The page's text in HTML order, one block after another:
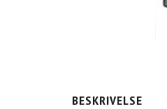
BESKRIVELSE